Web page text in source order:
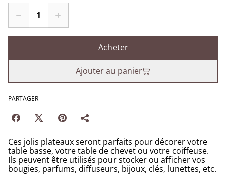
Acheter
Ajouter au panier
PARTAGER
Ces jolis plateaux seront parfaits pour décorer votre
table basse, votre table de chevet ou votre coiffeuse.
Ils peuvent être utilisés pour stocker ou afficher vos
bougies, parfums, diffuseurs, bijoux, clés, lunettes, etc.